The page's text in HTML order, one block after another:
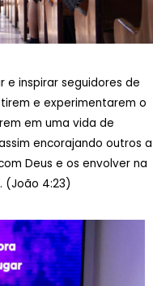
e inspirar seguidores de
e experimentarem o
em uma vida de
encorajando outros a
Deus e os envolver na
(João 4:23)